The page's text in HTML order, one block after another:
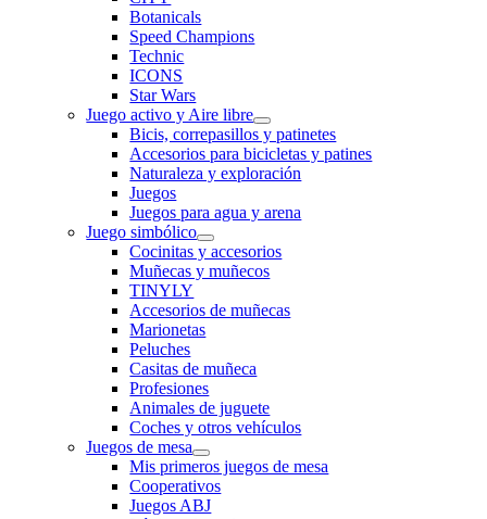
Botanicals
Speed Champions
Technic
ICONS
Star Wars
Juego activo y Aire libre
Bicis, correpasillos y patinetes
Accesorios para bicicletas y patines
Naturaleza y exploración
Juegos
Juegos para agua y arena
Juego simbólico
Cocinitas y accesorios
Muñecas y muñecos
TINYLY
Accesorios de muñecas
Marionetas
Peluches
Casitas de muñeca
Profesiones
Animales de juguete
Coches y otros vehículos
Juegos de mesa
Mis primeros juegos de mesa
Cooperativos
Juegos ABJ